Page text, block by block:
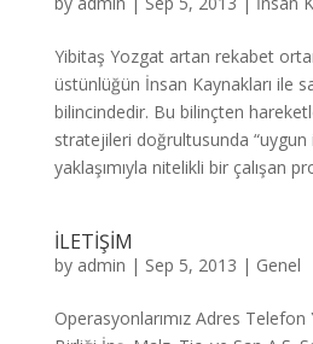
Yibitaş Yozgat artan rekabet
üstünlüğün İnsan Kaynakları ile
bilincindedir. Bu bilinçten
stratejileri doğrultusunda “uygun
yaklaşımıyla nitelikli bir çalışan
İLETİŞİM
by admin | Sep 5, 2013 | Genel
Operasyonlarımız Adres